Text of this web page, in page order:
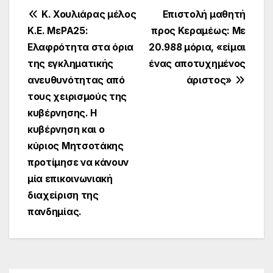
Πλοήγηση
άρθρων
Επιστολή μαθητή
προς Κεραμέως: Με
20.988 μόρια, «είμαι
ένας αποτυχημένος
άριστος»
Κ. Χουλιάρας μέλος
Κ.Ε. ΜεΡΑ25:
Ελαφρότητα στα όρια
της εγκληματικής
ανευθυνότητας από
τους χειρισμούς της
κυβέρνησης. Η
κυβέρνηση και ο
κύριος Μητσοτάκης
προτίμησε να κάνουν
μία επικοινωνιακή
διαχείριση της
πανδημίας.